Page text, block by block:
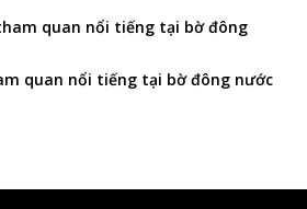
quan nổi tiếng tại bờ đông nước